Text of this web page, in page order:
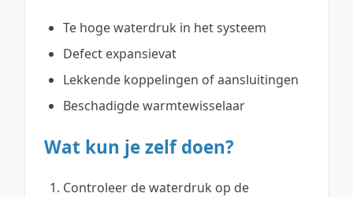
Te hoge waterdruk in het systeem
Defect expansievat
Lekkende koppelingen of aansluitingen
Beschadigde warmtewisselaar
Wat kun je zelf doen?
Controleer de waterdruk op de